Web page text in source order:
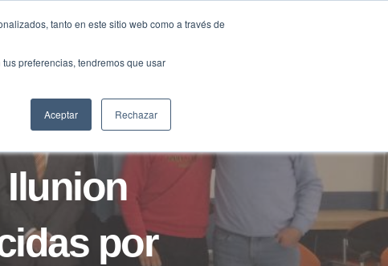
tanto en este sitio web como a través de
preferencias, tendremos que usar
Aceptar Rechazar
Ilunion
por